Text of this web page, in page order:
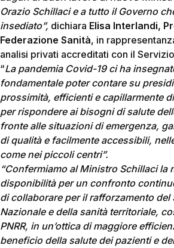
Orazio Schillaci e a tutto il Governo
insediato”, dichiara Elisa Interlandi,
Federazione Sanità, in
analisi privati accreditati con il
“La pandemia Covid-19 ci ha
fondamentale poter contare su
prossimità, efficienti e capillarmente
per rispondere ai bisogni di salute
fronte alle situazioni di emergenza,
di qualità e facilmente accessibili,
come nei piccoli centri”.
“Confermiamo al Ministro Schillaci la
disponibilità per un confronto
di collaborare per il rafforzamento del
Nazionale e della sanità territoriale,
PNRR, in un’ottica di maggiore
beneficio della salute dei pazienti e